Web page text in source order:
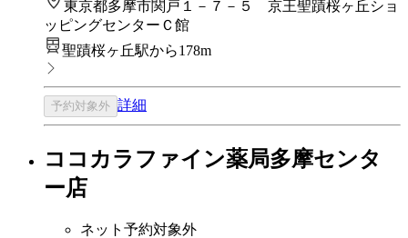
東京都多摩市関戸１－７－５ 京王聖蹟桜ヶ丘ショ
ッピングセンターＣ館
聖蹟桜ヶ丘駅から178m
予約対象外 詳細
ココカラファイン薬局多摩センタ
ー店
ネット予約対象外